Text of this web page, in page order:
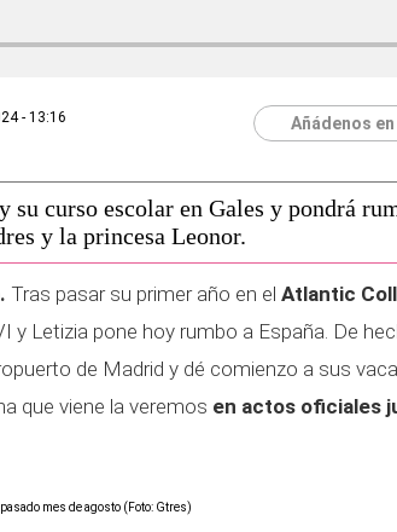
- 13:16
Añádenos
curso escolar en Gales y pondrá
y la princesa Leonor.
Tras pasar su primer año en el Atlantic
y Letizia pone hoy rumbo a España. De
de Madrid y dé comienzo a sus
que viene la veremos en actos oficiales